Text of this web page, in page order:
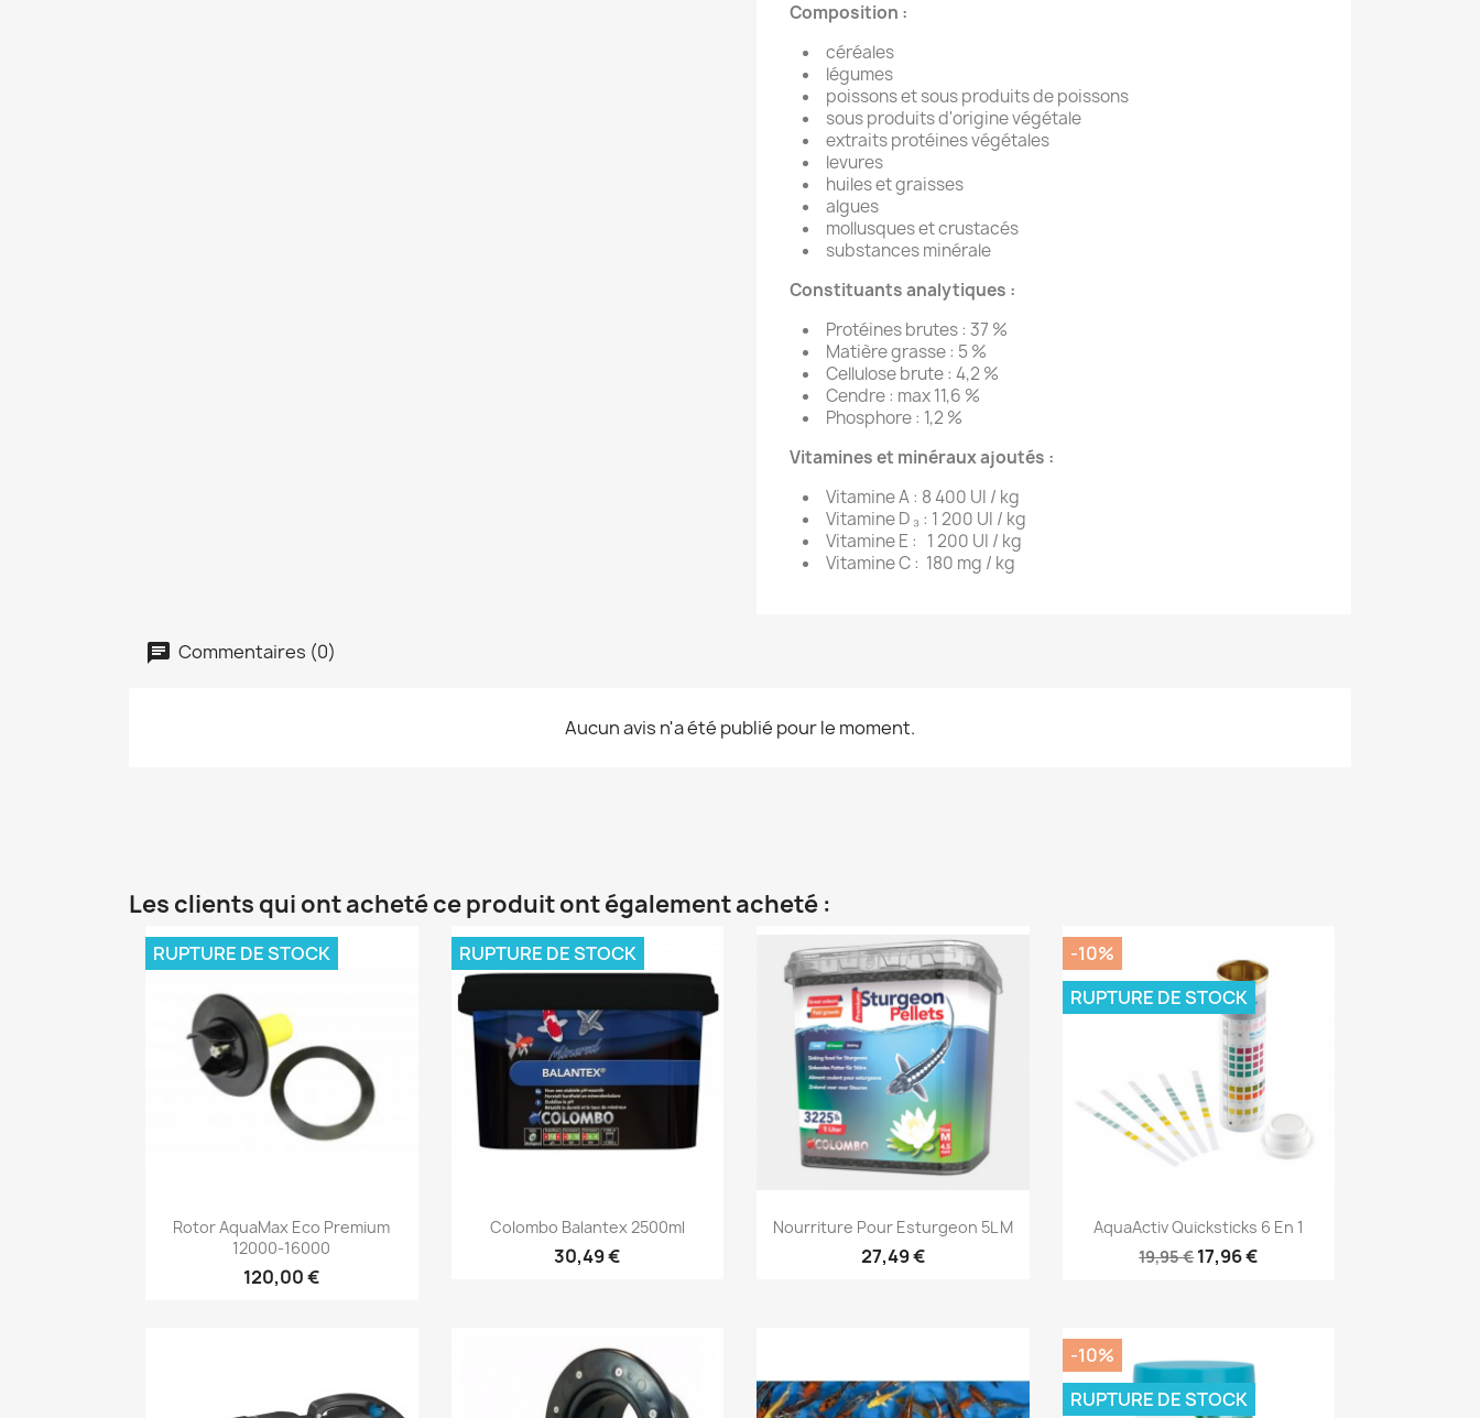
Composition :
céréales
légumes
poissons et sous produits de poissons
sous produits d'origine végétale
extraits protéines végétales
levures
huiles et graisses
algues
mollusques et crustacés
substances minérale
Constituants analytiques :
Protéines brutes : 37 %
Matière grasse : 5 %
Cellulose brute : 4,2 %
Cendre : max 11,6 %
Phosphore : 1,2 %
Vitamines et minéraux ajoutés :
Vitamine A : 8 400 UI / kg
Vitamine D ₃ : 1 200 UI / kg
Vitamine E : 1 200 UI / kg
Vitamine C : 180 mg / kg
Commentaires (0)
Aucun avis n'a été publié pour le moment.
Les clients qui ont acheté ce produit ont également acheté :
Aperçu rapide
Rotor AquaMax Eco Premium
12000-16000
120,00 €
RUPTURE DE STOCK
Aperçu rapide
Colombo Balantex 2500ml
30,49 €
RUPTURE DE STOCK
Aperçu rapide
Nourriture Pour Esturgeon 5L M
27,49 €
Aperçu rapide
AquaActiv Quicksticks 6 En 1
19,95 €17,96 €
-10%
RUPTURE DE STOCK
-10%
RUPTURE DE STOCK